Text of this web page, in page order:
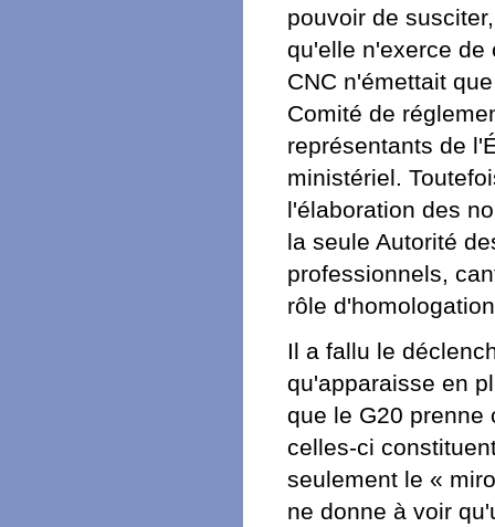
pouvoir de
qu'elle n'exerce de
CNC n'émettait
Comité de
représentants de
ministériel.
l'élaboration des
la seule Autorité
professionnels,
rôle
Il a fallu le
qu'apparaisse en
que le G20 prenne
celles-ci
seulement le «
ne donne à voir